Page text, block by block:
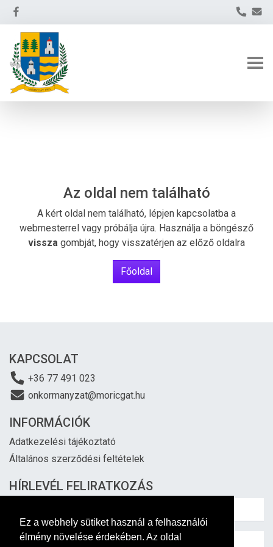
Ez a webhely sütiket használ a felhasználói
élmény növelése érdekében. Az oldal
Az oldal nem található
A kért oldal nem található, lépjen kapcsolatba a
webmesterrel vagy próbálja újra. Használja a böngésző
vissza gombját, hogy visszatérjen az előző oldalra
Főoldal
KAPCSOLAT
+36 77 491 023
onkormanyzat@moricgat.hu
INFORMÁCIÓK
Adatkezelési tájékoztató
Általános szerződési feltételek
HÍRLEVÉL FELIRATKOZÁS